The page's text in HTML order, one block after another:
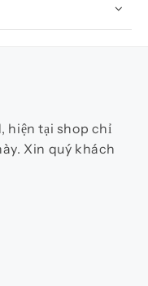
hiện tại shop chỉ
Xin quý khách